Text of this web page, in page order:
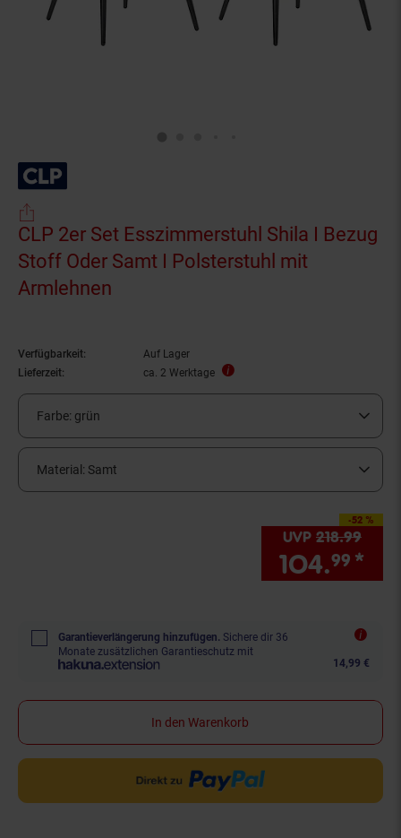
CLP 2er Set Esszimmerstuhl Shila I Bezug
Stoff Oder Samt I Polsterstuhl mit
Armlehnen
Verfügbarkeit:
Auf Lager
Lieferzeit:
ca. 2 Werktage
Farbe: grün
Material: Samt
-52 %
Sie Sparen 52 Prozent,
UVP 218.99UVP
104.99 *
Garantieverlängerung hinzufügen. Sichere dir 36
Monate zusätzlichen Garantieschutz mit
14,99 €
In den Warenkorb